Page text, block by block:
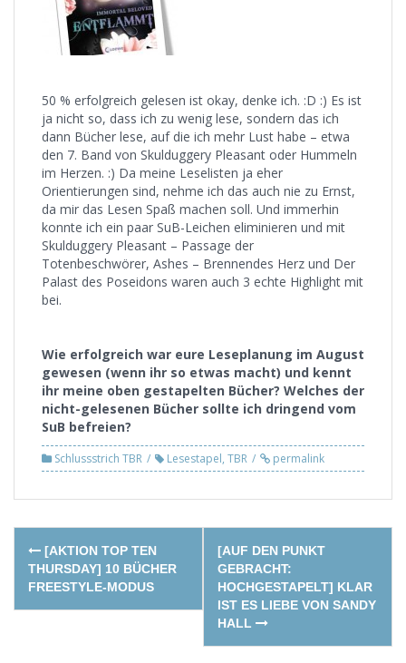
50 % erfolgreich gelesen ist okay, denke ich. :D :) Es ist
ja nicht so, dass ich zu wenig lese, sondern das ich
dann Bücher lese, auf die ich mehr Lust habe – etwa
den 7. Band von Skulduggery Pleasant oder Hummeln
im Herzen. :) Da meine Leselisten ja eher
Orientierungen sind, nehme ich das auch nie zu Ernst,
da mir das Lesen Spaß machen soll. Und immerhin
konnte ich ein paar SuB-Leichen eliminieren und mit
Skulduggery Pleasant – Passage der
Totenbeschwörer, Ashes – Brennendes Herz und Der
Palast des Poseidons waren auch 3 echte Highlight mit
bei.
Wie erfolgreich war eure Leseplanung im August
gewesen (wenn ihr so etwas macht) und kennt
ihr meine oben gestapelten Bücher? Welches der
nicht-gelesenen Bücher sollte ich dringend vom
SuB befreien?
Schlussstrich TBR Lesestapel, TBR permalink
Post
navigation
[AKTION TOP TEN
THURSDAY] 10 BÜCHER
FREESTYLE-MODUS
[AUF DEN PUNKT
GEBRACHT:
HOCHGESTAPELT] KLAR
IST ES LIEBE VON SANDY
HALL